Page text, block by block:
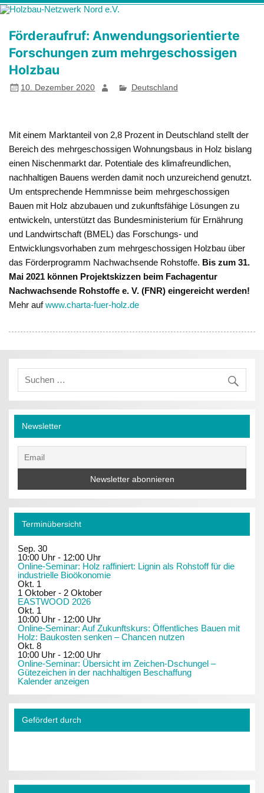
Zum
Inhalt
Holzbau-
Netzwerk Nord
e.V.
Förderung von Bildung im Themenfeld "Holz als klimafreundlicher
Förderaufruf: Anwendungsorientierte
Forschungen zum mehrgeschossigen
Holzbau
10. Dezember 2020 Deutschland
Mit einem Marktanteil von 2,8 Prozent in Deutschland stellt der
Bereich des mehrgeschossigen Wohnungsbaus in Holz bislang
einen Nischenmarkt dar. Potentiale des klimafreundlichen,
nachhaltigen Bauens werden damit noch unzureichend genutzt.
Um entsprechende Hemmnisse beim mehrgeschossigen
Bauen mit Holz abzubauen und zukunftsfähige Lösungen zu
entwickeln, unterstützt das Bundesministerium für Ernährung
und Landwirtschaft (BMEL) das Forschungs- und
Entwicklungsvorhaben zum mehrgeschossigen Holzbau über
das Förderprogramm Nachwachsende Rohstoffe. Bis zum 31.
Mai 2021 können Projektskizzen beim Fachagentur
Nachwachsende Rohstoffe e. V. (FNR) eingereicht werden!
Mehr aufwww.charta-fuer-holz.de
Newsletter
Terminübersicht
Sep.30
10:00 Uhr - 12:00 Uhr
Online-Seminar: Holz raffiniert: Lignin als Rohstoff für die
industrielle Bioökonomie
Okt. 1
1 Oktober - 2 Oktober
EASTWOOD 2026
Okt. 1
10:00 Uhr - 12:00 Uhr
Online-Seminar: Auf Zukunftskurs: Öffentliches Bauen mit
Holz: Baukosten senken – Chancen nutzen
Okt.8
10:00 Uhr - 12:00 Uhr
Online-Seminar: Übersicht im Zeichen-Dschungel –
Gütezeichen in der nachhaltigen Beschaffung
Kalender anzeigen
Gefördert durch